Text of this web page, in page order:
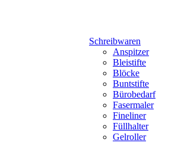
Schreibwaren
Anspitzer
Bleistifte
Blöcke
Buntstifte
Bürobedarf
Fasermaler
Fineliner
Füllhalter
Gelroller